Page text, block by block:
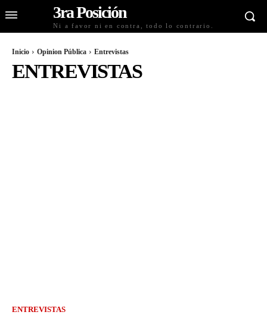
3ra Posición
Ni a favor ni en contra, todo lo contrario.
Inicio Opinion Pública Entrevistas
ENTREVISTAS
ENTREVISTAS